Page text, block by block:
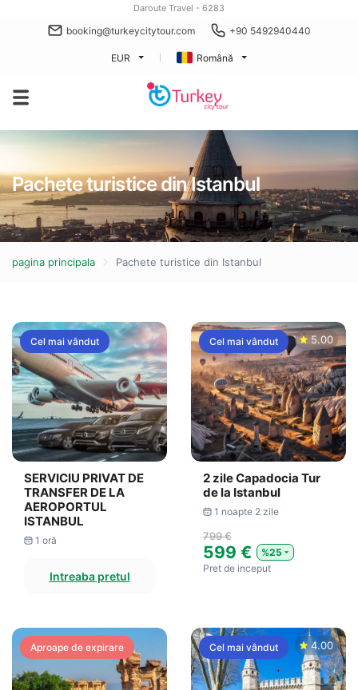
Daroute Travel - 6283
booking@turkeycitytour.com +90 5492940440
EUR Română
Pachete turistice din Istanbul
pagina principala Pachete turistice din Istanbul
Cel mai vândut
SERVICIU PRIVAT DE
TRANSFER DE LA
AEROPORTUL
ISTANBUL
1 oră
Intreaba pretul
Cel mai vândut 5.00
2 zile Capadocia Tur
de la Istanbul
1 noapte 2 zile
799 €
599 €
%25
Pret de inceput
Aproape de expirare Cel mai vândut 4.00